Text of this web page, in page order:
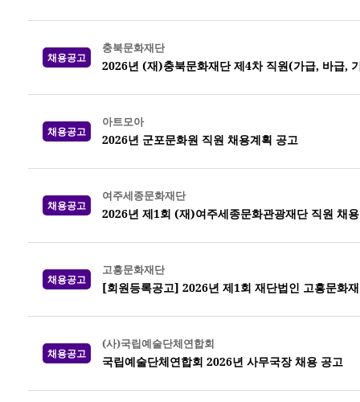
채용공고
충북문화재단
2026년 (재)충북문화재단 제4차 직원(가급, 바급,
채용공고
아트모아
2026년 군포문화원 직원 채용계획 공고
채용공고
여주세종문화재단
2026년 제1회 (재)여주세종문화관광재단 직원 채
채용공고
고흥문화재단
[회원등록공고] 2026년 제1회 재단법인 고흥문화
채용공고
(사)국립예술단체연합회
국립예술단체연합회 2026년 사무국장 채용 공고